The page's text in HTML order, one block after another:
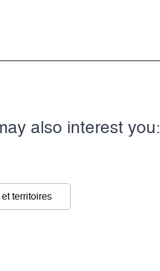
also interest you:
et territoires